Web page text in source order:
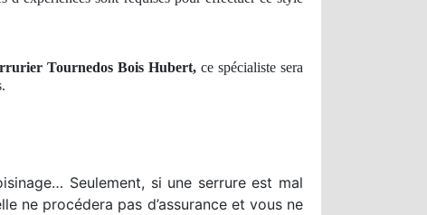
Tournedos Bois Hubert, ce spécialiste sera
Seulement, si une serrure est mal
ne procédera pas d’assurance et vous ne